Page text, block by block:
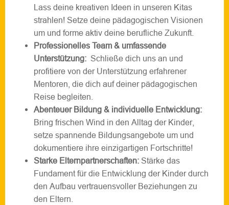
Lass deine kreativen Ideen in unseren Kitas
strahlen! Setze deine pädagogischen Visionen
um und forme aktiv deine berufliche Zukunft.
Professionelles Team & umfassende
Unterstützung: Schließe dich uns an und
profitiere von der Unterstützung erfahrener
Mentoren, die dich auf deiner pädagogischen
Reise begleiten.
Abenteuer Bildung & individuelle Entwicklung:
Bring frischen Wind in den Alltag der Kinder,
setze spannende Bildungsangebote um und
dokumentiere ihre einzigartigen Fortschritte!
Starke Elternpartnerschaften: Stärke das
Fundament für die Entwicklung der Kinder durch
den Aufbau vertrauensvoller Beziehungen zu
den Eltern.